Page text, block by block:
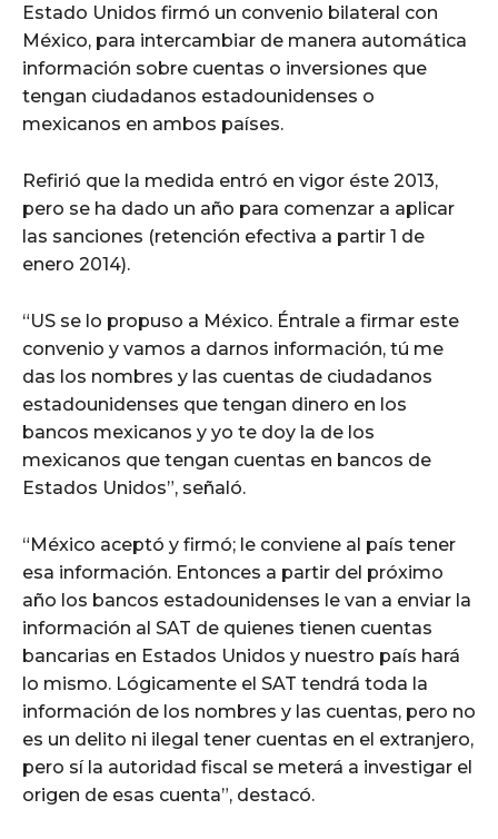
Estado Unidos firmó un convenio bilateral con
México, para intercambiar de manera automática
información sobre cuentas o inversiones que
tengan ciudadanos estadounidenses o
mexicanos en ambos países.
Refirió que la medida entró en vigor éste 2013,
pero se ha dado un año para comenzar a aplicar
las sanciones (retención efectiva a partir 1 de
enero 2014).
“US se lo propuso a México. Éntrale a firmar este
convenio y vamos a darnos información, tú me
das los nombres y las cuentas de ciudadanos
estadounidenses que tengan dinero en los
bancos mexicanos y yo te doy la de los
mexicanos que tengan cuentas en bancos de
Estados Unidos”, señaló.
“México aceptó y firmó; le conviene al país tener
esa información. Entonces a partir del próximo
año los bancos estadounidenses le van a enviar la
información al SAT de quienes tienen cuentas
bancarias en Estados Unidos y nuestro país hará
lo mismo. Lógicamente el SAT tendrá toda la
información de los nombres y las cuentas, pero no
es un delito ni ilegal tener cuentas en el extranjero,
pero sí la autoridad fiscal se meterá a investigar el
origen de esas cuenta”, destacó.